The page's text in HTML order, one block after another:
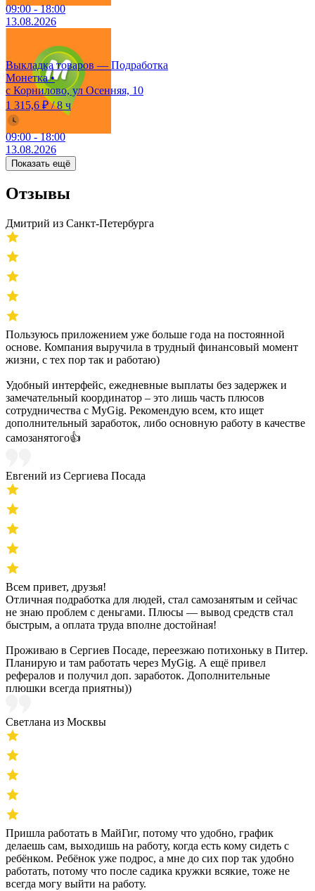
09:00-18:00
13.08.2026
Выкладка товаров — Подработка
Монетка•
с Корнилово, ул Осенняя, 10
1 315,6 ₽/8 ч
09:00-18:00
13.08.2026
Показать ещё
Отзывы
Дмитрий из Санкт-Петербурга
Пользуюсь приложением уже больше года на постоянной
основе. Компания выручила в трудный финансовый момент
жизни, с тех пор так и работаю)
Удобный интерфейс, ежедневные выплаты без задержек и
замечательный координатор – это лишь часть плюсов
сотрудничества с MyGig. Рекомендую всем, кто ищет
дополнительный заработок, либо основную работу в качестве
самозанятого👍
Евгений из Сергиева Посада
Всем привет, друзья!
Отличная подработка для людей, стал самозанятым и сейчас
не знаю проблем с деньгами. Плюсы — вывод средств стал
быстрым, а оплата труда вполне достойная!
Проживаю в Сергиев Посаде, переезжаю потихоньку в Питер.
Планирую и там работать через MyGig. А ещё привел
рефералов и получил доп. заработок. Дополнительные
плюшки всегда приятны))
Светлана из Москвы
Пришла работать в МайГиг, потому что удобно, график
делаешь сам, выходишь на работу, когда есть кому сидеть с
ребёнком. Ребёнок уже подрос, а мне до сих пор так удобно
работать, потому что после садика кружки всякие, тоже не
всегда могу выйти на работу.